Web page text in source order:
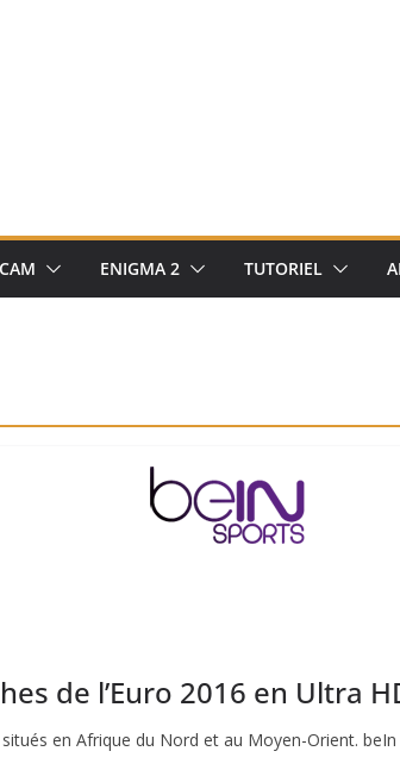
ENIGMA 2 TUTORIEL
de l’Euro 2016 en Ultra
en Afrique du Nord et au Moyen-Orient.